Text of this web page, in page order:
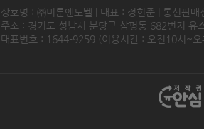
상호명 : ㈜미툰앤노벨 | 대표 : 정현준 | 통신판
주소 : 경기도 성남시 분당구 삼평동 682번지
대표번호 : 1644-9259 (이용시간 : 오전10시~